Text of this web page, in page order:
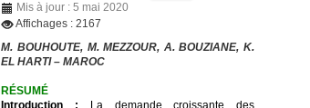
Mis à jour : 5 mai 2020
Affichages : 2167
M. BOUHOUTE, M. MEZZOUR, A. BOUZIANE, K.
EL HARTI – MAROC
RÉSUMÉ